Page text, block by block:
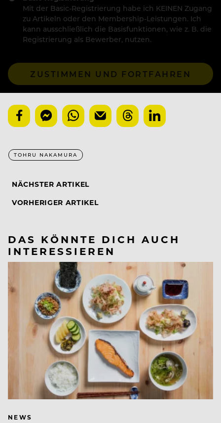
Mit der Basic-Registrierung habe ich KEINEN Zugang
zu Artikeln oder den Membership-Leistungen. Ich
kann ausschließlich die Basisfunktionen, wie z. B. die
Registrierung als Bewerber, nutzen.
ZUSTIMMEN UND FORTFAHREN
TOHRU NAKAMURA
NÄCHSTER ARTIKEL
VORHERIGER ARTIKEL
DAS KÖNNTE DICH AUCH
INTERESSIEREN
NEWS